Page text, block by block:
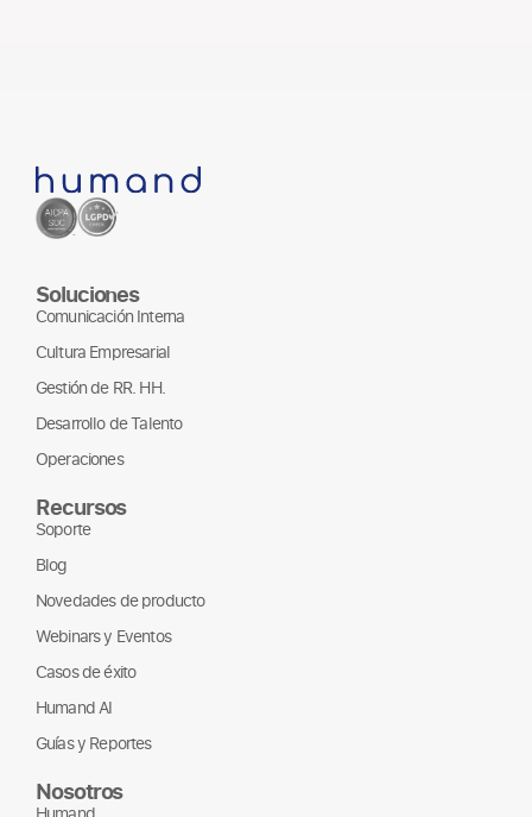
Soluciones
Comunicación Interna
Cultura Empresarial
Gestión de RR. HH.
Desarrollo de Talento
Operaciones
Recursos
Soporte
Blog
Novedades de producto
Webinars y Eventos
Casos de éxito
Humand AI
Guías y Reportes
Nosotros